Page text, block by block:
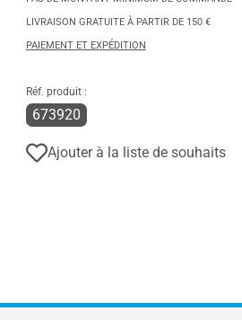
LIVRAISON GRATUITE À PARTIR DE 150 €
PAIEMENT ET EXPÉDITION
Réf. produit :
673920
Ajouter à la liste de souhaits